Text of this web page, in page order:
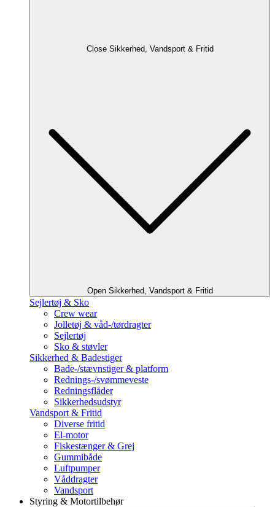
Close Sikkerhed, Vandsport & Fritid
Open Sikkerhed, Vandsport & Fritid
Sejlertøj & Sko
Crew wear
Jolletøj & våd-/tørdragter
Sejlertøj
Sko & støvler
Sikkerhed & Badestiger
Bade-/stævnstiger & platform
Rednings-/svømmeveste
Redningsflåder
Sikkerhedsudstyr
Vandsport & Fritid
Diverse fritid
El-motor
Fiskestænger & Grej
Gummibåde
Luftpumper
Våddragter
Vandsport
Styring & Motortilbehør